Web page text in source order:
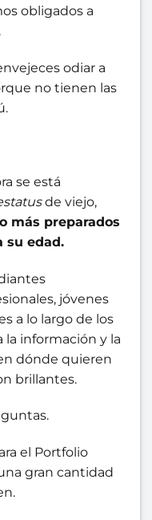
obligados a
odiar a
no tienen las
se está
de viejo,
más preparados
su edad.
jóvenes
a lo largo de los
la información y la
dónde quieren
brillantes.
el Portfolio
gran cantidad